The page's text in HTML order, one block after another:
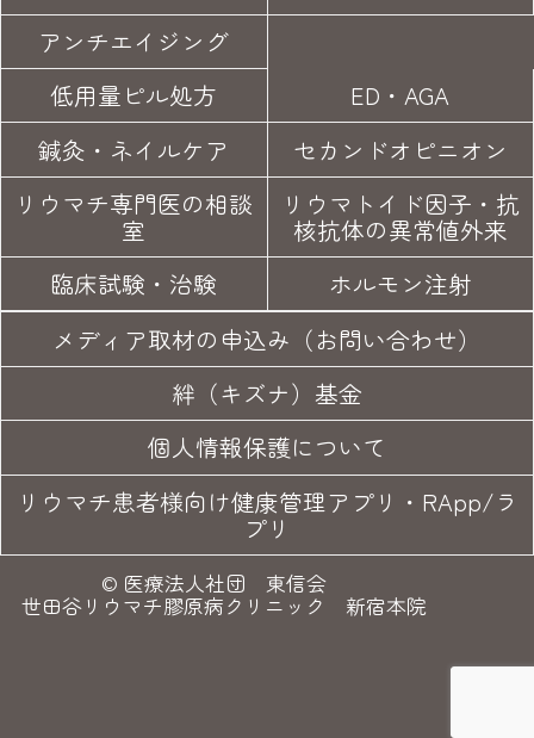
アンチエイジング
低用量ピル処方
ED・AGA
鍼灸・ ネイルケア セカンドオピニオン
リウマチ専門医の相談
室
リウマトイド因子・ 抗
核抗体の異常値外来
臨床試験 ・治験
ホルモン注射
メディア取材の申込み（お問い合わせ）
絆（キズナ）基金
個人情報保護について
リウマチ患者様向け健康管理アプリ・RApp/ラ
プリ
© 医療法人社団 東信会
世田谷リウマチ膠原病クリニック 新宿本院